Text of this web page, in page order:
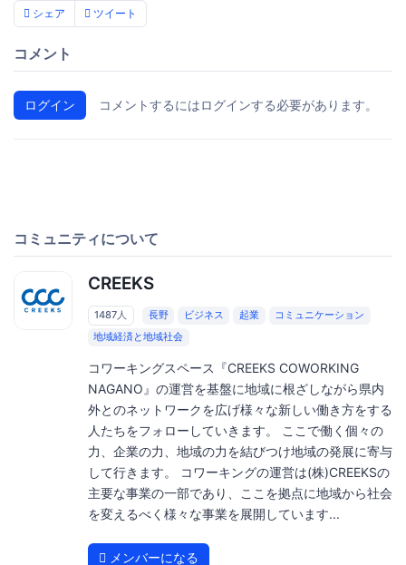
シェア ツイート
コメント
ログイン コメントするにはログインする必要があります。
コミュニティについて
CREEKS
1487人 長野 ビジネス 起業
コミュニケーション
地域経済と地域社会
コワーキングスペース『CREEKS COWORKING
NAGANO』の運営を基盤に地域に根ざしながら県内
外とのネットワークを広げ様々な新しい働き方をする
人たちをフォローしていきます。 ここで働く個々の
力、企業の力、地域の力を結びつけ地域の発展に寄与
して行きます。 コワーキングの運営は(株)CREEKSの
主要な事業の一部であり、ここを拠点に地域から社会
を変えるべく様々な事業を展開しています...
メンバーになる